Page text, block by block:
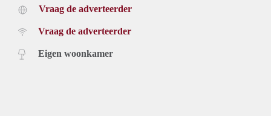
Vraag de adverteerder
Vraag de adverteerder
Eigen woonkamer